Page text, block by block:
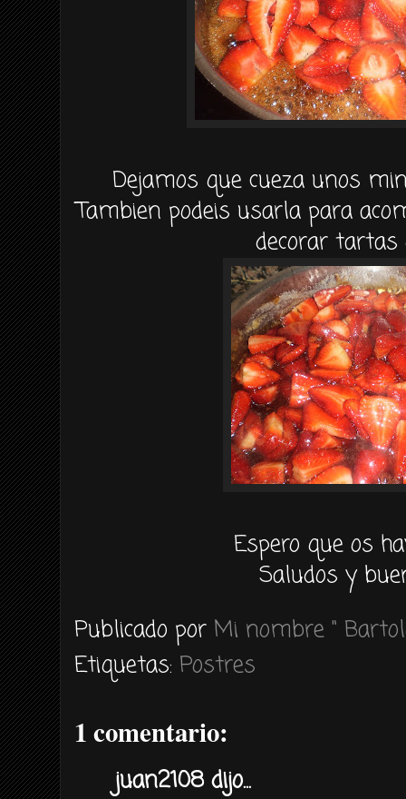
Dejamos que cueza unos
Tambien podeis usarla para
decorar tartas
Espero que os
Saludos y
Publicado por Mi nombre "
Etiquetas: Postres
1 comentario:
juan2108 dijo...